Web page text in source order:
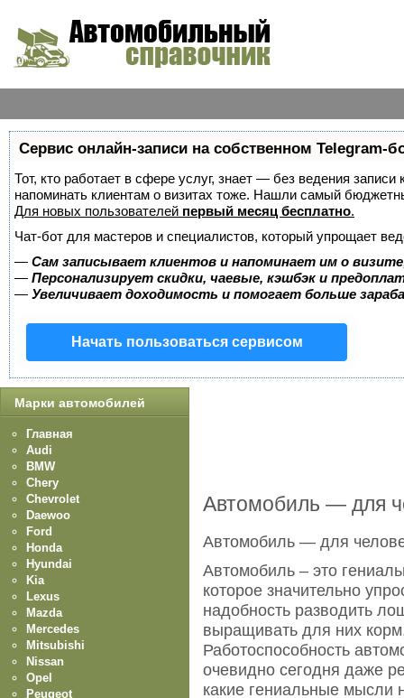
Сервис онлайн-записи на собственном Telegram-
Тот, кто работает в сфере услуг, знает — без ведения
напоминать клиентам о визитах тоже. Нашли самый
Для новых пользователей первый месяц бесплатно.
Чат-бот для мастеров и специалистов, который упрощает
— Сам записывает клиентов и напоминает им о
— Персонализирует скидки, чаевые, кэшбэк и
— Увеличивает доходимость и помогает больше
Начать пользоваться сервисом
Автомобиль — для
Автомобиль — для
Автомобиль – это
которое значительно
надобность разводить
выращивать для них
Работоспособность
очевидно сегодня даже
какие гениальные мысли
Марки автомобилей
Главная
Audi
BMW
Chery
Chevrolet
Daewoo
Ford
Honda
Hyundai
Kia
Lexus
Mazda
Mercedes
Mitsubishi
Nissan
Opel
Peugeot